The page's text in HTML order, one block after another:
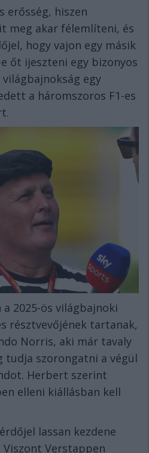
erősség, hiszen
meg akar félemlíteni, és
hogy vajon egy másik
őt ijeszteni egy bizonyos
egy
a háromszoros F1-es
2025-ös világbajnoki
résztvevőjének tartanak,
Norris, aki már tavaly
tudja szorongatni a végül
Herbert szerint
elleni kiállásban kell
lassan kezdene
Verstappen